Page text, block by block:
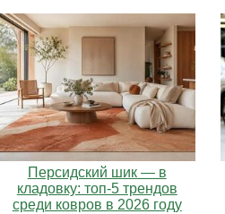
Персидский шик — в
кладовку: топ-5 трендов
среди ковров в 2026 году